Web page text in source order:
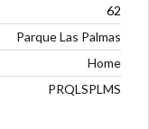
62
Parque Las Palmas
Home
PRQLSPLMS